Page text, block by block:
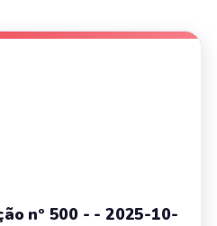
nº 500 - - 2025-10-